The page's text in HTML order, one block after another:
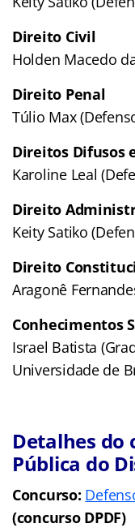
Direito Civil
Holden Macedo
Direito Penal
Túlio Max
Direitos Difusos
Karoline Leal
Direito
Keity Satiko
Direito
Aragonê
Conhecimentos
Israel Batista
Universidade de
Detalhes do
Pública do
Concurso:
(concurso DPDF)